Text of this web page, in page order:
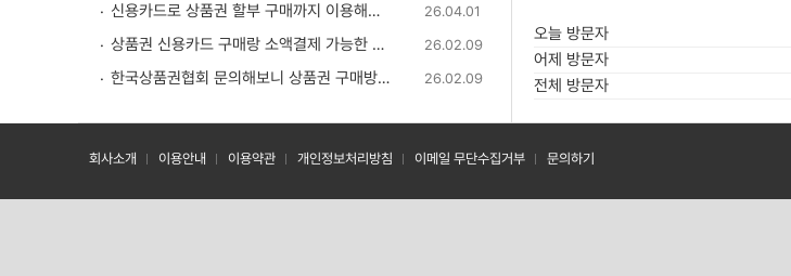
신용카드로 상품권 할부 구매까지 이용해봤습니다 26.04.01
상품권 신용카드 구매랑 소액결제 가능한 곳 찾다가 알게 된 정보 26.02.09
한국상품권협회 문의해보니 상품권 구매방법부터 판매까지 안내 받을 수 있었습니다 26.02.09
오늘 방문자
어제 방문자
전체 방문자
회사소개 이용안내 이용약관 개인정보처리방침 이메일 무단수집거부 문의하기